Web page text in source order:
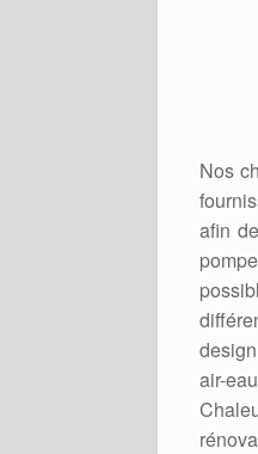
Nos
afin
air-